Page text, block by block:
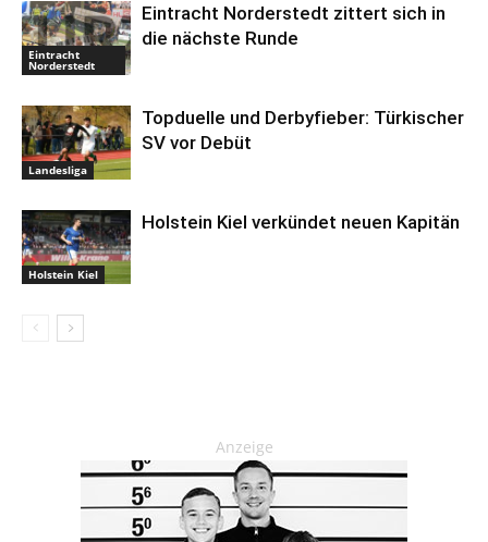
Eintracht
Norderstedt
Eintracht Norderstedt zittert sich in
die nächste Runde
Landesliga
Topduelle und Derbyfieber: Türkischer
SV vor Debüt
Holstein Kiel
Holstein Kiel verkündet neuen Kapitän
Anzeige